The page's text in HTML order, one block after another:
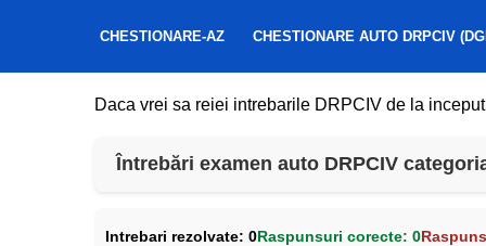
CHESTIONARE-AZ CHESTIONARE AUTO DRPCIV
Daca vrei sa reiei intrebarile DRPCIV de la
Întrebări examen auto DRPCIV
Intrebari rezolvate: 0Raspunsuri corecte: 0